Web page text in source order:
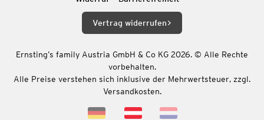
Vertrag widerrufen
Ernsting’s family Austria GmbH & Co KG 2026. © Alle Rechte
vorbehalten.
Alle Preise verstehen sich inklusive der Mehrwertsteuer, zzgl.
Versandkosten.